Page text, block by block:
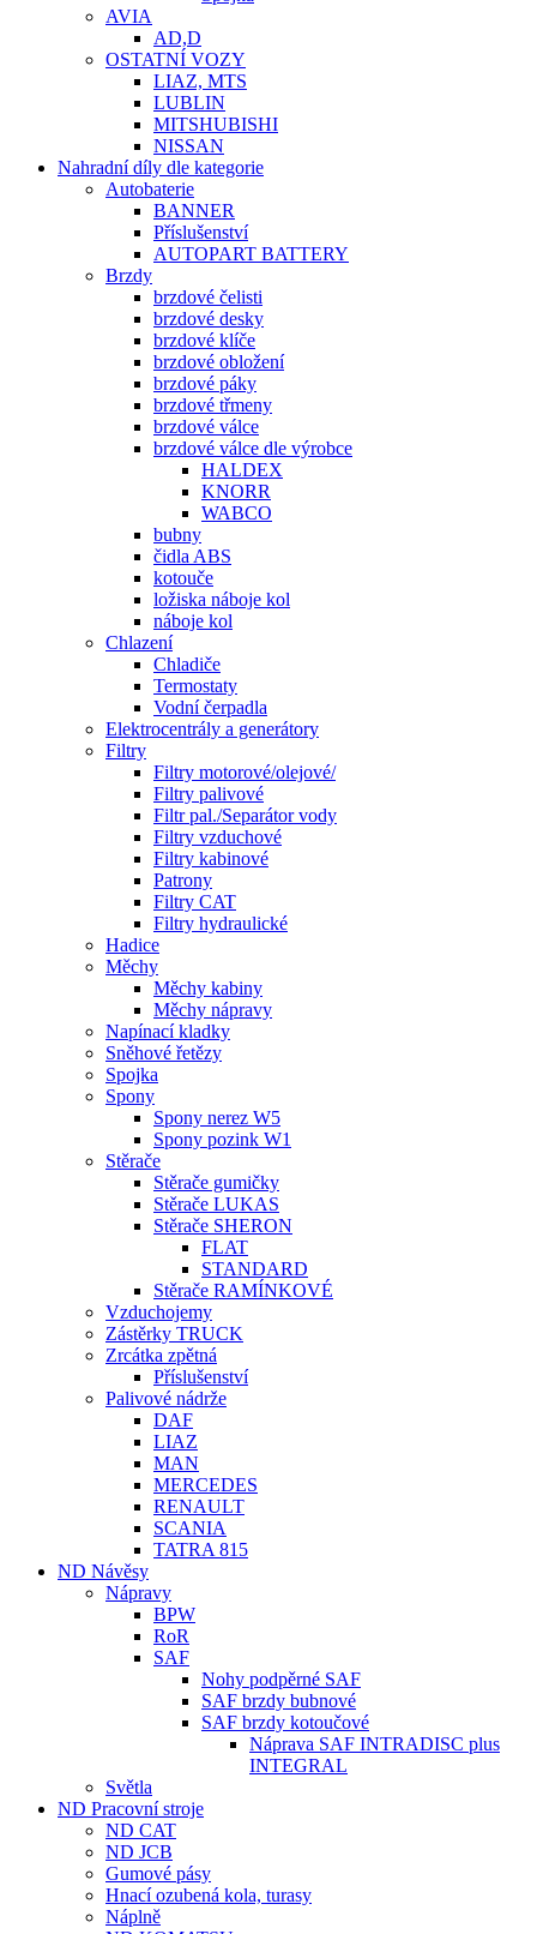
AVIA
AD,D
OSTATNÍ VOZY
LIAZ, MTS
LUBLIN
MITSHUBISHI
NISSAN
Nahradní díly dle kategorie
Autobaterie
BANNER
Příslušenství
AUTOPART BATTERY
Brzdy
brzdové čelisti
brzdové desky
brzdové klíče
brzdové obložení
brzdové páky
brzdové třmeny
brzdové válce
brzdové válce dle výrobce
HALDEX
KNORR
WABCO
bubny
čidla ABS
kotouče
ložiska náboje kol
náboje kol
Chlazení
Chladiče
Termostaty
Vodní čerpadla
Elektrocentrály a generátory
Filtry
Filtry motorové/olejové/
Filtry palivové
Filtr pal./Separátor vody
Filtry vzduchové
Filtry kabinové
Patrony
Filtry CAT
Filtry hydraulické
Hadice
Měchy
Měchy kabiny
Měchy nápravy
Napínací kladky
Sněhové řetězy
Spojka
Spony
Spony nerez W5
Spony pozink W1
Stěrače
Stěrače gumičky
Stěrače LUKAS
Stěrače SHERON
FLAT
STANDARD
Stěrače RAMÍNKOVÉ
Vzduchojemy
Zástěrky TRUCK
Zrcátka zpětná
Příslušenství
Palivové nádrže
DAF
LIAZ
MAN
MERCEDES
RENAULT
SCANIA
TATRA 815
ND Návěsy
Nápravy
BPW
RoR
SAF
Nohy podpěrné SAF
SAF brzdy bubnové
SAF brzdy kotoučové
Náprava SAF INTRADISC plus
INTEGRAL
Světla
ND Pracovní stroje
ND CAT
ND JCB
Gumové pásy
Hnací ozubená kola, turasy
Náplně